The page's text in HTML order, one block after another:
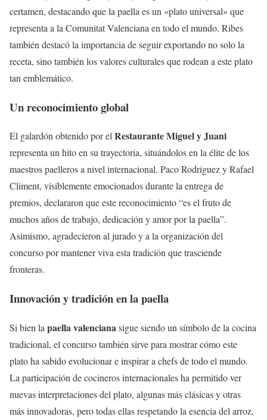
certamen, destacando que la paella es un «plato universal» que
representa a la Comunitat Valenciana en todo el mundo. Ribes
también destacó la importancia de seguir exportando no solo la
receta, sino también los valores culturales que rodean a este plato
tan emblemático.
Un reconocimiento global
El galardón obtenido por elRestaurante Miguel y Juani
representa un hito en su trayectoria, situándolos en la élite de los
maestros paelleros a nivel internacional. Paco Rodríguez y Rafael
Climent, visiblemente emocionados durante la entrega de
premios, declararon que este reconocimiento “es el fruto de
muchos años de trabajo, dedicación y amor por la paella”.
Asimismo, agradecieron al jurado y a la organización del
concurso por mantener viva esta tradición que trasciende
fronteras.
Innovación y tradición en la paella
Si bien la paella valencianasigue siendo un símbolo de la cocina
tradicional, el concurso también sirve para mostrar cómo este
plato ha sabido evolucionar e inspirar a chefs de todo el mundo.
La participación de cocineros internacionales ha permitido ver
nuevas interpretaciones del plato, algunas más clásicas y otras
más innovadoras, pero todas ellas respetando la esencia del arroz,